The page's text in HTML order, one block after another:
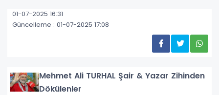
01-07-2025 16:31
Güncelleme : 01-07-2025 17:08
Mehmet Ali TURHAL Şair & Yazar Zihinden
Dökülenler